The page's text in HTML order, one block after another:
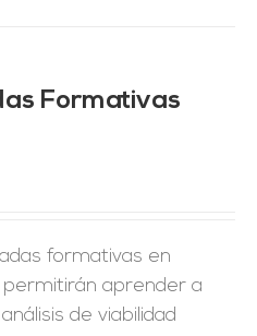
Formativas
formativas en
aprender a
de viabilidad